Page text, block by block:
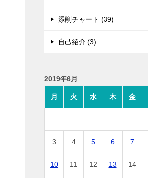
添削チャート (39)
自己紹介 (3)
2019年6月
月 火 水 木 金
3 4 5 6 7
10 11 12 13 14